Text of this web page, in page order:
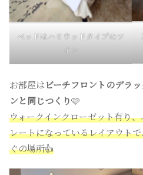
ベッドはハリウッドタイプのツ
イン
お部屋はビーチフロントのデラ
ンと同じつくり🩷
ウォークインクローゼット有り
レートになっているレイアウト
ぐの場所👍